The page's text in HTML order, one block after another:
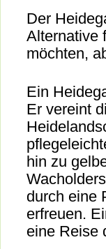
Der
Alternative
möchten,
Ein
Er vereint
hin zu
durch eine
erfreuen.
eine Reise